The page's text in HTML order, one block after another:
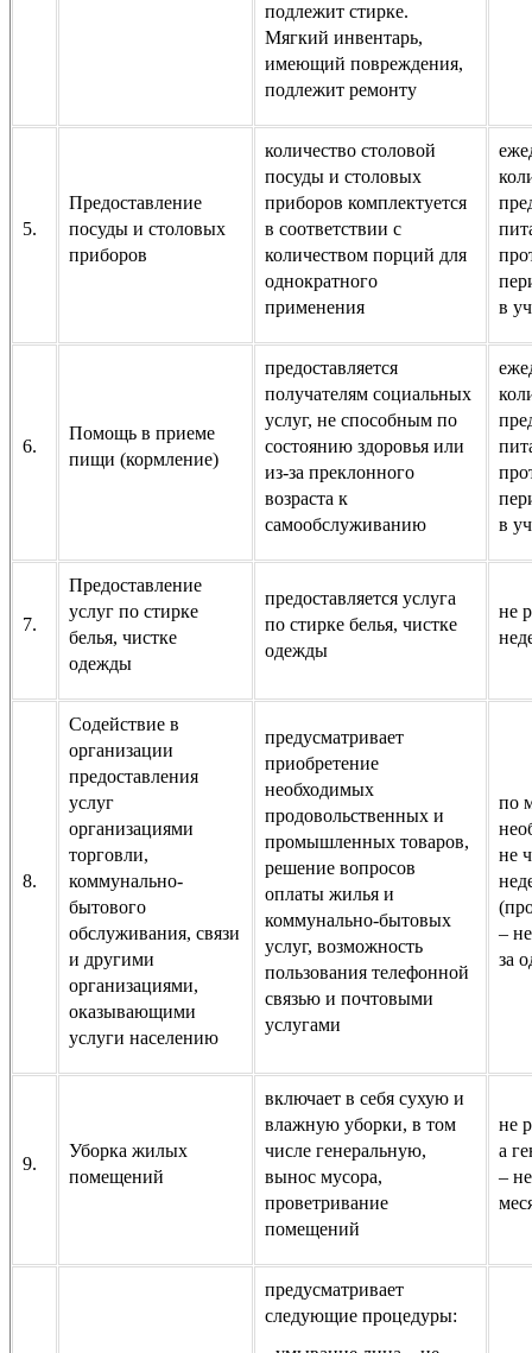
подлежит стирке.
Мягкий инвентарь,
имеющий повреждения,
подлежит ремонту
5.
Предоставление
посуды и столовых
приборов
количество столовой
посуды и столовых
приборов комплектуется
в соответствии с
количеством порций для
однократного
применения
в
6.
Помощь в приеме
пищи (кормление)
предоставляется
получателям социальных
услуг, не способным по
состоянию здоровья или
из-за преклонного
возраста к
самообслуживанию
в
7.
Предоставление
услуг по стирке
белья, чистке
одежды
предоставляется услуга
по стирке белья, чистке
одежды
не
8.
Содействие в
организации
предоставления
услуг
организациями
торговли,
коммунально-
бытового
обслуживания, связи
и другими
организациями,
оказывающими
услуги населению
предусматривает
приобретение
необходимых
продовольственных и
промышленных товаров,
решение вопросов
оплаты жилья и
коммунально-бытовых
услуг, возможность
пользования телефонной
связью и почтовыми
услугами
по
не
–
за
9.
Уборка жилых
помещений
включает в себя сухую и
влажную уборки, в том
числе генеральную,
вынос мусора,
проветривание
помещений
не
а
–
предусматривает
следующие процедуры: